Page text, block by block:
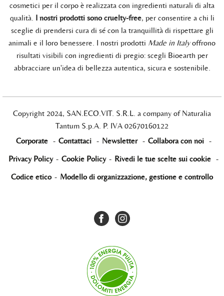
cosmetici per il corpo è realizzata con ingredienti naturali di alta
qualità. I nostri prodotti sono cruelty-free, per consentire a chi li
sceglie di prendersi cura di sé con la tranquillità di rispettare gli
animali e il loro benessere. I nostri prodotti Made in Italyoffrono
risultati visibili con ingredienti di pregio: scegli Bioearth per
abbracciare un'idea di bellezza autentica, sicura e sostenibile.
Copyright 2024, SAN.ECO.VIT. S.R.L. a company of Naturalia
Tantum S.p.A. P. IVA 02670160122
Corporate - Contattaci - Newsletter - Collabora con noi -
Privacy Policy - Cookie Policy - Rivedi le tue scelte sui cookie -
Codice etico - Modello di organizzazione, gestione e controllo